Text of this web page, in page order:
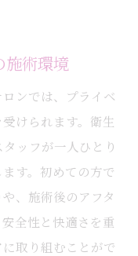
施術環境
ンでは、プライベ
けられます。衛生
ッフが一人ひとり
す。初めての方で
、施術後のアフタ
全性と快適さを重
取り組むことがで